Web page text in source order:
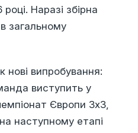
Наразі збірна
загальному
нові випробування:
виступить у
Європи 3х3,
наступному етапі